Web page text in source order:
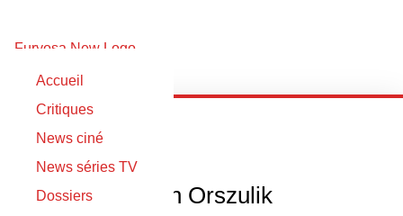
Accueil
Critiques
News ciné
News séries TV
Dossiers
Yoan Orszulik